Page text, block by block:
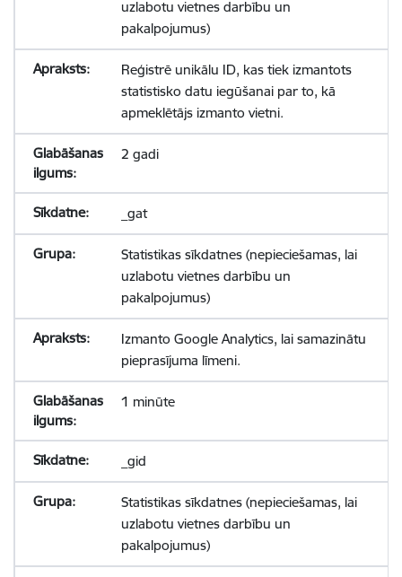
uzlabotu vietnes darbību un
pakalpojumus)
Reģistrē unikālu ID, kas tiek izmantots
statistisko datu iegūšanai par to, kā
apmeklētājs izmanto vietni.
2 gadi
_gat
Statistikas sīkdatnes (nepieciešamas, lai
uzlabotu vietnes darbību un
pakalpojumus)
Izmanto Google Analytics, lai samazinātu
pieprasījuma līmeni.
1 minūte
_gid
Statistikas sīkdatnes (nepieciešamas, lai
uzlabotu vietnes darbību un
pakalpojumus)